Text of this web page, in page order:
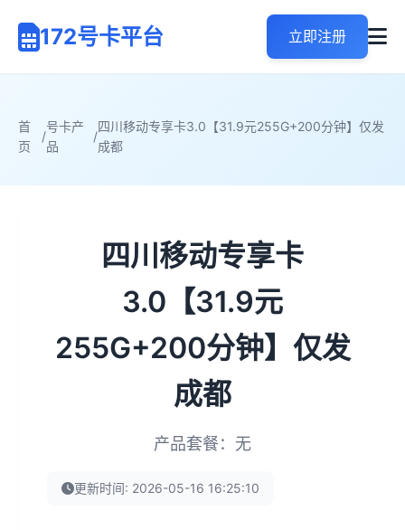
172号卡平台 立即注册
首
页
/
号卡产
品
/
四川移动专享卡3.0【31.9元255G+200分钟】仅发
成都
四川移动专享卡
3.0【31.9元
255G+200分钟】仅发
成都
产品套餐：无
更新时间: 2026-05-16 16:25:10